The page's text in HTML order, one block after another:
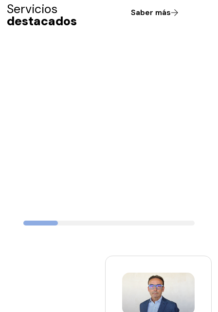
Servicios
destacados
Saber más